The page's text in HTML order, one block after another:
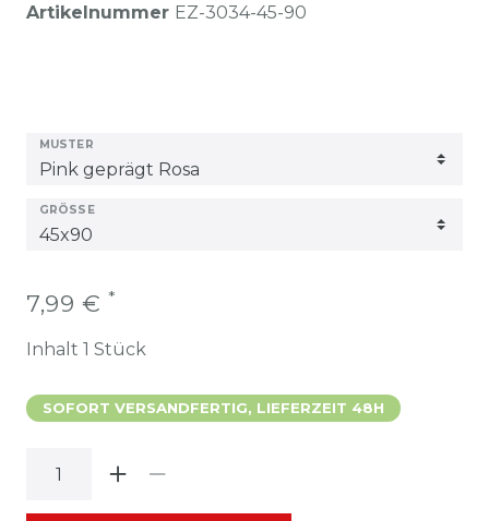
Artikelnummer EZ-3034-45-90
MUSTER
GRÖSSE
7,99 € *
Inhalt 1 Stück
SOFORT VERSANDFERTIG, LIEFERZEIT 48H